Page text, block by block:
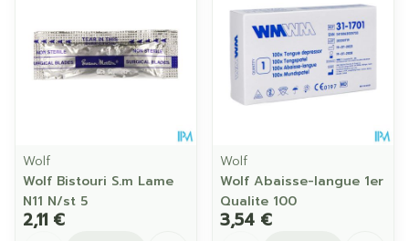
Wolf
Wolf Bistouri S.m Lame
N11 N/st 5
2,11 €
Wolf
Wolf Abaisse-langue 1er
Qualite 100
3,54 €